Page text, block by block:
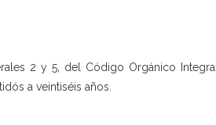
2 y 5, del Código Orgánico Integral
a veintiséis años.